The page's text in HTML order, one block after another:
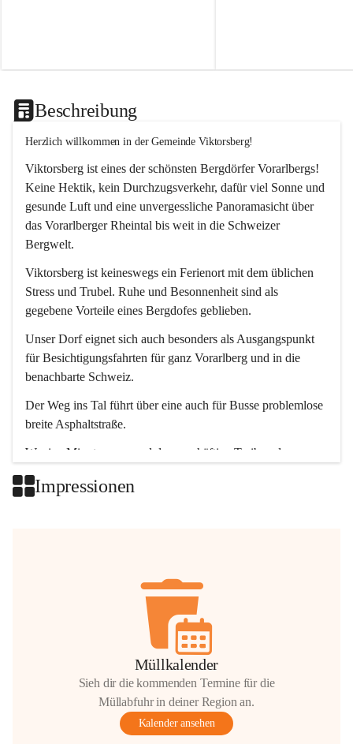
Beschreibung
Herzlich willkommen in der Gemeinde Viktorsberg!
Viktorsberg ist eines der schönsten Bergdörfer Vorarlbergs!
Keine Hektik, kein Durchzugsverkehr, dafür viel Sonne und
gesunde Luft und eine unvergessliche Panoramasicht über
das Vorarlberger Rheintal bis weit in die Schweizer
Bergwelt.
Viktorsberg ist keineswegs ein Ferienort mit dem üblichen
Stress und Trubel. Ruhe und Besonnenheit sind als
gegebene Vorteile eines Bergdofes geblieben.
Unser Dorf eignet sich auch besonders als Ausgangspunkt
für Besichtigungsfahrten für ganz Vorarlberg und in die
benachbarte Schweiz.
Der Weg ins Tal führt über eine auch für Busse problemlose
breite Asphaltstraße.
Wenige Minuten nur, und das geschäftige Treiben der
Impressionen
Müllkalender
Sieh dir die kommenden Termine für die
Müllabfuhr in deiner Region an.
Kalender ansehen